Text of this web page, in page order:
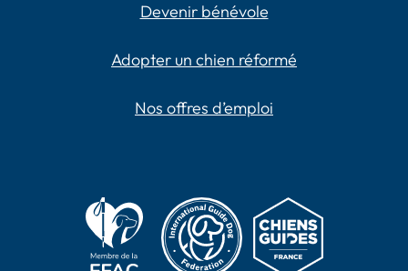
Devenir bénévole
Adopter un chien réformé
Nos offres d’emploi